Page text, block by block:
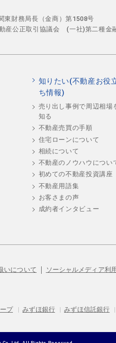
東財務局長（金商）第1508号
産公正取引協議会 (一社)第二種金
知りたい(不動産お役
ち情報)
売り出し事例で周辺相場
知る
不動産売買の手順
住宅ローンについて
相続について
不動産のノウハウについ
初めての不動産投資講座
不動産用語集
お客さまの声
成約者インタビュー
いについて
ソーシャルメディア利
プ | みずほ銀行 | みずほ信託銀行 |